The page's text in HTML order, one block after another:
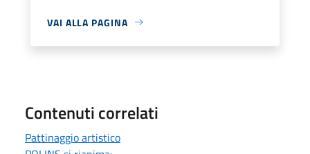
VAI ALLA PAGINA
Contenuti correlati
Pattinaggio artistico